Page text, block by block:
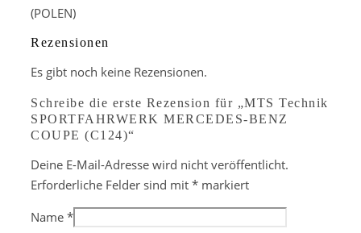
(POLEN)
Rezensionen
Es gibt noch keine Rezensionen.
Schreibe die erste Rezension für „MTS Technik
SPORTFAHRWERK MERCEDES-BENZ
COUPE (C124)“
Deine E-Mail-Adresse wird nicht veröffentlicht.
Erforderliche Felder sind mit * markiert
Name *